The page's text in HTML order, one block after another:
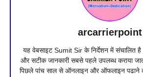
arcarrierpoint
यह वेबसाइट Sumit Sir के निर्देशन में संचालित
और सटीक जानकारी सबसे पहले उपलब्ध कराया
पिछले पांच साल से ऑनलाइन और ऑफलाइन पढाने